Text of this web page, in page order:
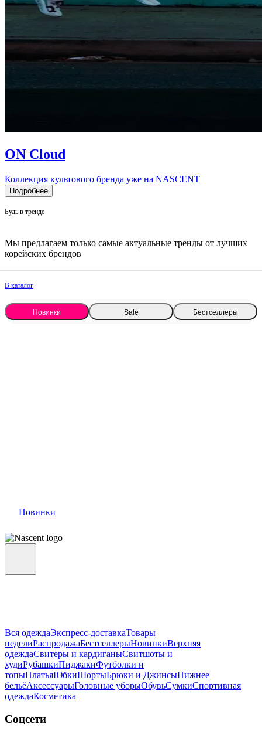
ON Cloud
Коллекция культового бренда уже на NASCENT
Подробнее
Будь в тренде
Мы предлагаем только самые актуальные тренды от лучших
корейских брендов
В каталог
Новинки Sale Бестселлеры
Новинки
Вся одеждаЭкспресс-доставкаТовары
неделиРаспродажаБестселлерыНовинкиВерхняя
одеждаСвитеры и кардиганыСвитшоты и
худиРубашкиПиджакиФутболки и
топыПлатьяЮбкиШортыБрюки и ДжинсыНижнее
бельёАксессуарыГоловные уборыОбувьСумкиСпортивная
одеждаКосметика
Соцсети